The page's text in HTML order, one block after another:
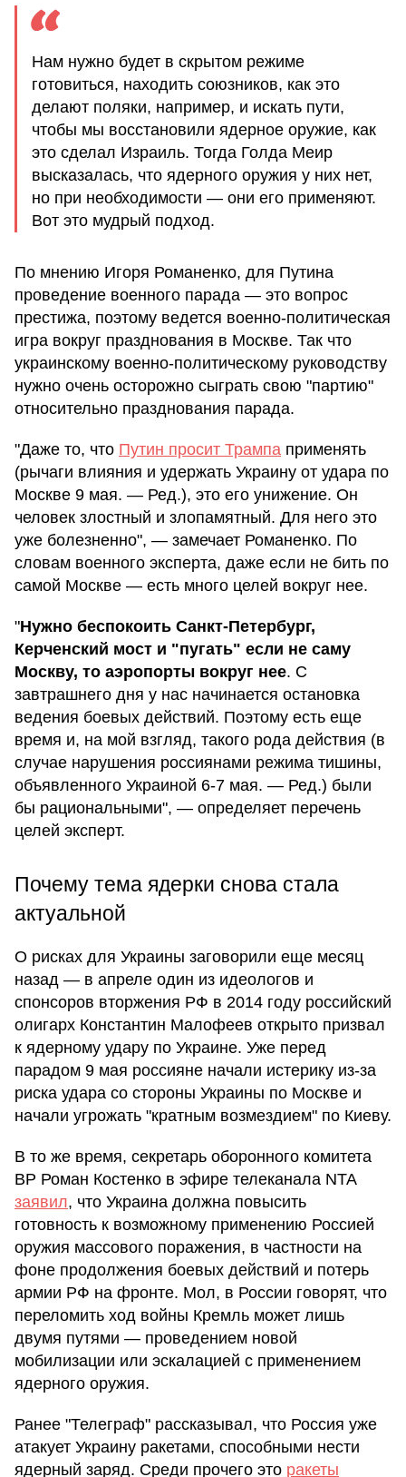
Нам нужно будет в скрытом режиме
готовиться, находить союзников, как это
делают поляки, например, и искать пути,
чтобы мы восстановили ядерное оружие, как
это сделал Израиль. Тогда Голда Меир
высказалась, что ядерного оружия у них нет,
но при необходимости — они его применяют.
Вот это мудрый подход.
По мнению Игоря Романенко, для Путина
проведение военного парада — это вопрос
престижа, поэтому ведется военно-политическая
игра вокруг празднования в Москве. Так что
украинскому военно-политическому руководству
нужно очень осторожно сыграть свою "партию"
относительно празднования парада.
"Даже то, что Путин просит Трампа применять
(рычаги влияния и удержать Украину от удара по
Москве 9 мая. — Ред.), это его унижение. Он
человек злостный и злопамятный. Для него это
уже болезненно", — замечает Романенко. По
словам военного эксперта, даже если не бить по
самой Москве — есть много целей вокруг нее.
"Нужно беспокоить Санкт-Петербург,
Керченский мост и "пугать" если не саму
Москву, то аэропорты вокруг нее. С
завтрашнего дня у нас начинается остановка
ведения боевых действий. Поэтому есть еще
время и, на мой взгляд, такого рода действия (в
случае нарушения россиянами режима тишины,
объявленного Украиной 6-7 мая. — Ред.) были
бы рациональными", — определяет перечень
целей эксперт.
Почему тема ядерки снова стала
актуальной
О рисках для Украины заговорили еще месяц
назад — в апреле один из идеологов и
спонсоров вторжения РФ в 2014 году российский
олигарх Константин Малофеев открыто призвал
к ядерному удару по Украине. Уже перед
парадом 9 мая россияне начали истерику из-за
риска удара со стороны Украины по Москве и
начали угрожать "кратным возмездием" по Киеву.
В то же время, секретарь оборонного комитета
ВР Роман Костенко в эфире телеканала NTA
заявил, что Украина должна повысить
готовность к возможному применению Россией
оружия массового поражения, в частности на
фоне продолжения боевых действий и потерь
армии РФ на фронте. Мол, в России говорят, что
переломить ход войны Кремль может лишь
двумя путями — проведением новой
мобилизации или эскалацией с применением
ядерного оружия.
Ранее "Телеграф" рассказывал, что Россия уже
атакует Украину ракетами, способными нести
ядерный заряд. Среди прочего это ракеты